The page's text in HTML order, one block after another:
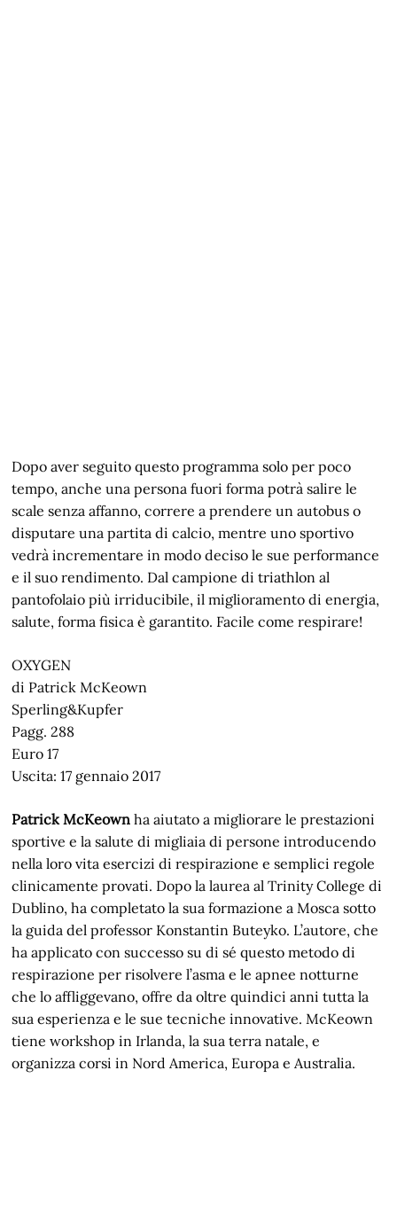
Dopo aver seguito questo programma solo per poco
tempo, anche una persona fuori forma potrà salire le
scale senza affanno, correre a prendere un autobus o
disputare una partita di calcio, mentre uno sportivo
vedrà incrementare in modo deciso le sue performance
e il suo rendimento. Dal campione di triathlon al
pantofolaio più irriducibile, il miglioramento di energia,
salute, forma fisica è garantito. Facile come respirare!
OXYGEN
di Patrick McKeown
Sperling&Kupfer
Pagg. 288
Euro 17
Uscita: 17 gennaio 2017
Patrick McKeown ha aiutato a migliorare le prestazioni
sportive e la salute di migliaia di persone introducendo
nella loro vita esercizi di respirazione e semplici regole
clinicamente provati. Dopo la laurea al Trinity College di
Dublino, ha completato la sua formazione a Mosca sotto
la guida del professor Konstantin Buteyko. L’autore, che
ha applicato con successo su di sé questo metodo di
respirazione per risolvere l’asma e le apnee notturne
che lo affliggevano, offre da oltre quindici anni tutta la
sua esperienza e le sue tecniche innovative. McKeown
tiene workshop in Irlanda, la sua terra natale, e
organizza corsi in Nord America, Europa e Australia.